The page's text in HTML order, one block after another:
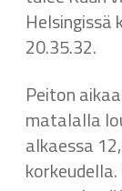
Helsingissä
20.35.32.
Peiton
matalalla
alkaessa